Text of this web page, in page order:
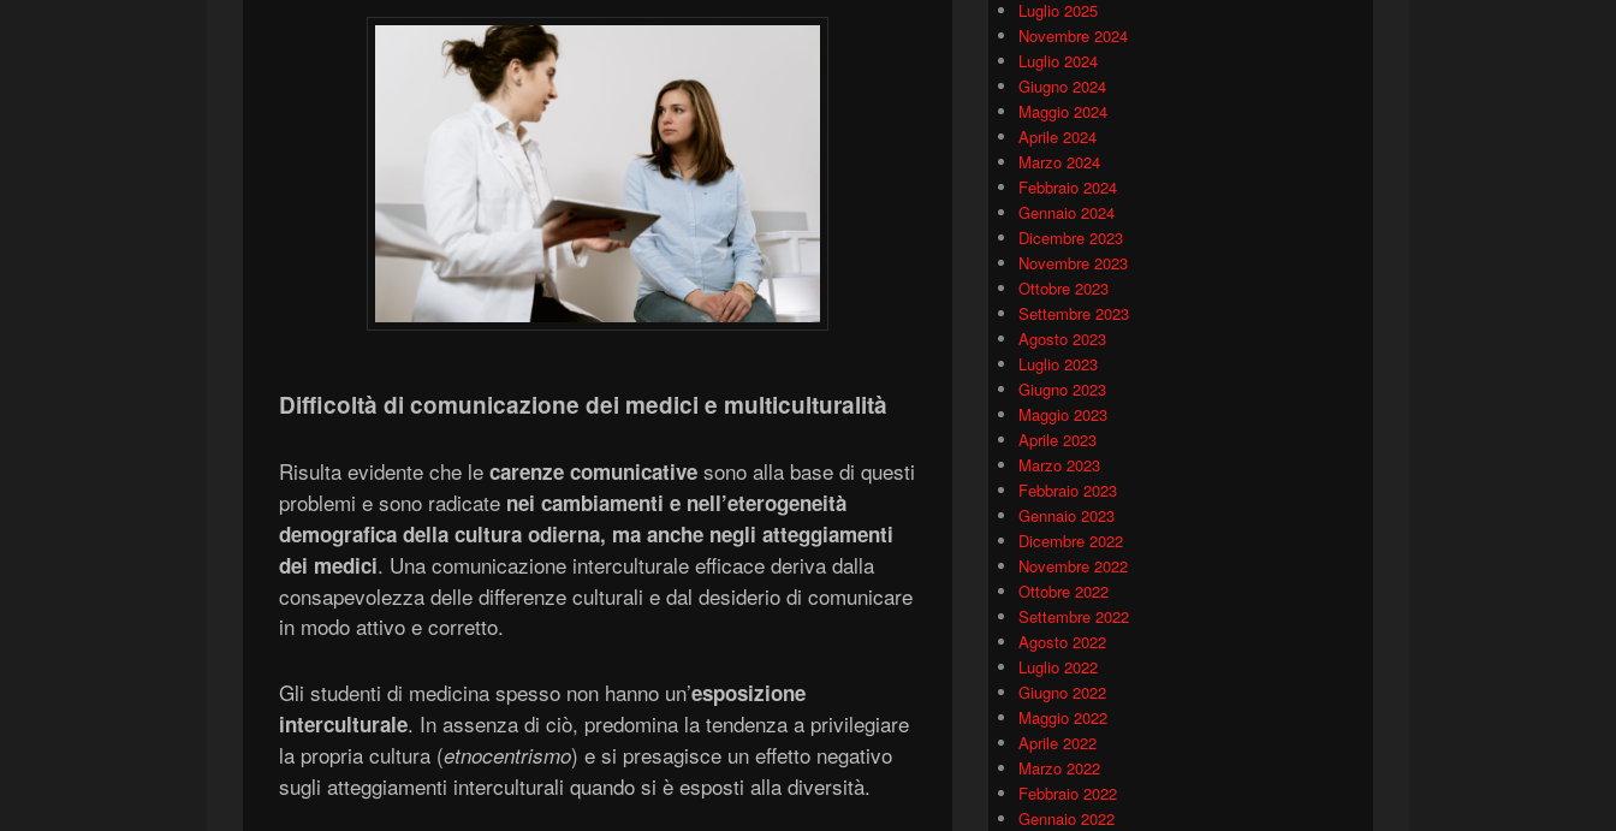
Difficoltà di comunicazione dei medici e multiculturalità
Risulta evidente che le carenze comunicative sono alla base di questi
problemi e sono radicate nei cambiamenti e nell’eterogeneità
demografica della cultura odierna, ma anche negli atteggiamenti
dei medici. Una comunicazione interculturale efficace deriva dalla
consapevolezza delle differenze culturali e dal desiderio di comunicare
in modo attivo e corretto.
Gli studenti di medicina spesso non hanno un’esposizione
interculturale. In assenza di ciò, predomina la tendenza a privilegiare
la propria cultura (etnocentrismo) e si presagisce un effetto negativo
sugli atteggiamenti interculturali quando si è esposti alla diversità.
Luglio 2025
Novembre 2024
Luglio 2024
Giugno 2024
Maggio 2024
Aprile 2024
Marzo 2024
Febbraio 2024
Gennaio 2024
Dicembre 2023
Novembre 2023
Ottobre 2023
Settembre 2023
Agosto 2023
Luglio 2023
Giugno 2023
Maggio 2023
Aprile 2023
Marzo 2023
Febbraio 2023
Gennaio 2023
Dicembre 2022
Novembre 2022
Ottobre 2022
Settembre 2022
Agosto 2022
Luglio 2022
Giugno 2022
Maggio 2022
Aprile 2022
Marzo 2022
Febbraio 2022
Gennaio 2022